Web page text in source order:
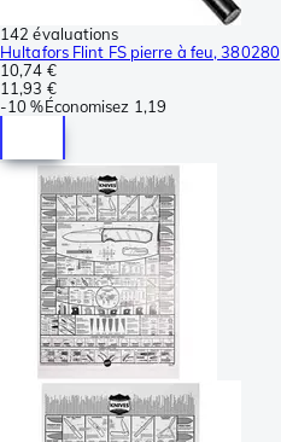
142 évaluations
Hultafors Flint FS pierre à feu, 380280
10,74 €
11,93 €
-10 %Économisez 1,19